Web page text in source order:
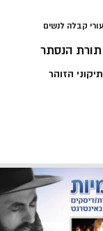
קבלה לנשים
תורת הנסתר
תיקוני הזוהר